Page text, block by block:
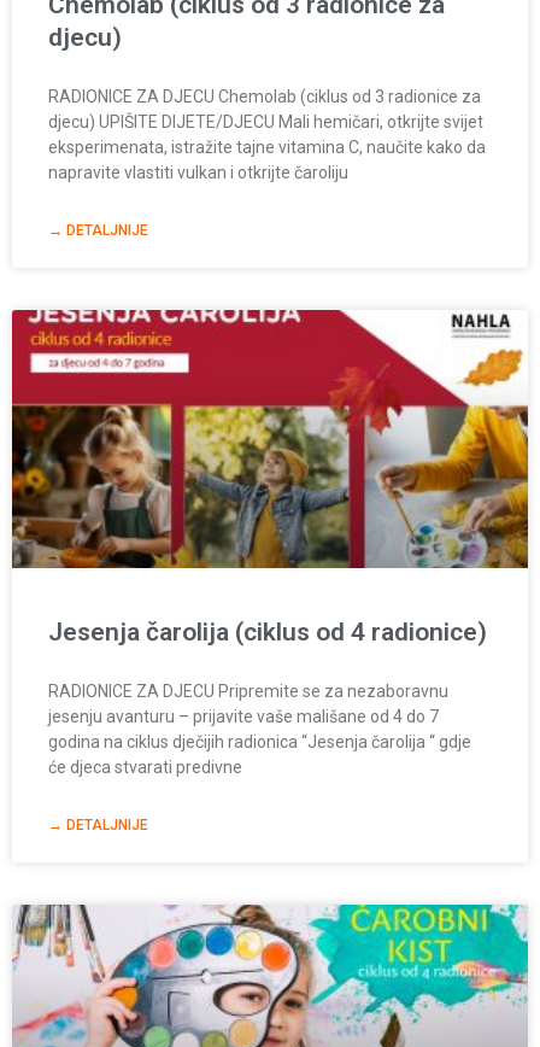
djecu)
RADIONICE ZA DJECU Chemolab (ciklus od 3 radionice za
djecu) UPIŠITE DIJETE/DJECU Mali hemičari, otkrijte svijet
eksperimenata, istražite tajne vitamina C, naučite kako da
napravite vlastiti vulkan i otkrijte čaroliju
→ DETALJNIJE
Jesenja čarolija (ciklus od 4 radionice)
RADIONICE ZA DJECU Pripremite se za nezaboravnu
jesenju avanturu – prijavite vaše mališane od 4 do 7
godina na ciklus dječijih radionica “Jesenja čarolija “ gdje
će djeca stvarati predivne
→ DETALJNIJE